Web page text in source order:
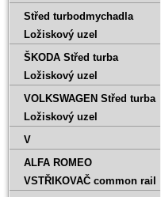
Střed turbodmychadla
Ložiskový uzel
ŠKODA Střed turba
Ložiskový uzel
VOLKSWAGEN Střed turba
Ložiskový uzel
V
ALFA ROMEO
VSTŘIKOVAČ common rail